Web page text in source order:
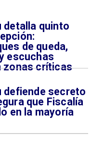
detalla quinto
de queda,
escuchas
zonas críticas
defiende secreto
que Fiscalía
en la mayoría